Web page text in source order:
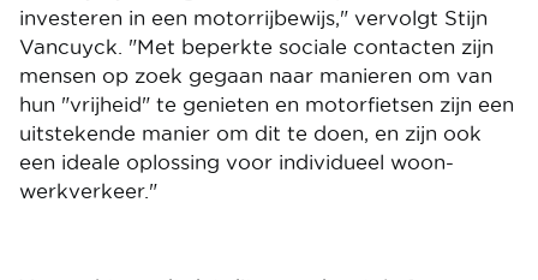
investeren in een motorrijbewijs," vervolgt Stijn
Vancuyck. "Met beperkte sociale contacten zijn
mensen op zoek gegaan naar manieren om van
hun "vrijheid" te genieten en motorfietsen zijn een
uitstekende manier om dit te doen, en zijn ook
een ideale oplossing voor individueel woon-
werkverkeer."